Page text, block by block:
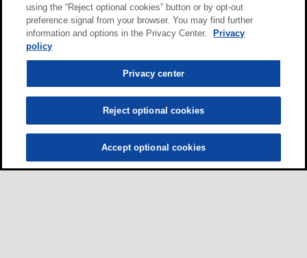
using the “Reject optional cookies” button or by opt-out
preference signal from your browser. You may find further
information and options in the Privacy Center.
Privacy
policy
Privacy center
Reject optional cookies
Accept optional cookies